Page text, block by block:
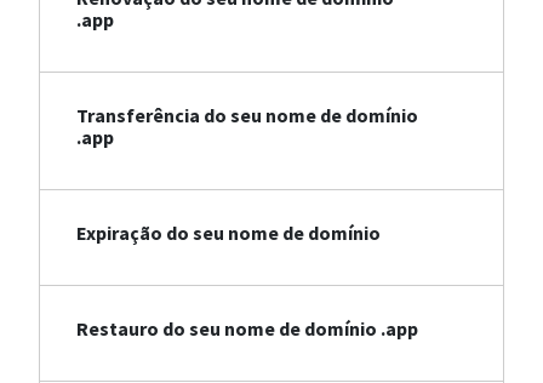
.app
Transferência do seu nome de domínio
.app
Expiração do seu nome de domínio
Restauro do seu nome de domínio .app